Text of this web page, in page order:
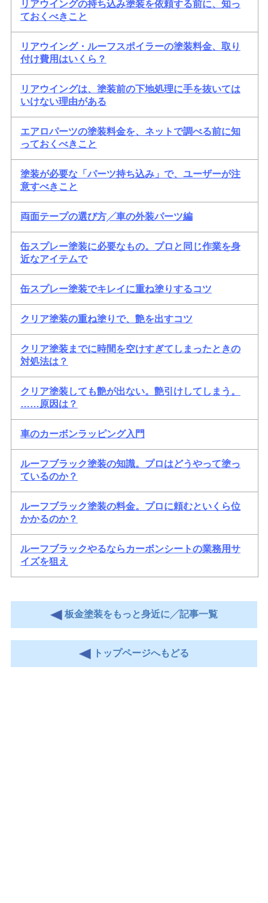
リアウイングの持ち込み塗装を依頼する前に、知っ
ておくべきこと
リアウイング・ルーフスポイラーの塗装料金、取り
付け費用はいくら？
リアウイングは、塗装前の下地処理に手を抜いては
いけない理由がある
エアロパーツの塗装料金を、ネットで調べる前に知
っておくべきこと
塗装が必要な「パーツ持ち込み」で、ユーザーが注
意すべきこと
両面テープの選び方╱車の外装パーツ編
缶スプレー塗装に必要なもの。プロと同じ作業を身
近なアイテムで
缶スプレー塗装でキレイに重ね塗りするコツ
クリア塗装の重ね塗りで、艶を出すコツ
クリア塗装までに時間を空けすぎてしまったときの
対処法は？
クリア塗装しても艶が出ない。艶引けしてしまう。
……原因は？
車のカーボンラッピング入門
ルーフブラック塗装の知識。プロはどうやって塗っ
ているのか？
ルーフブラック塗装の料金。プロに頼むといくら位
かかるのか？
ルーフブラックやるならカーボンシートの業務用サ
イズを狙え
板金塗装をもっと身近に╱記事一覧
トップページへもどる